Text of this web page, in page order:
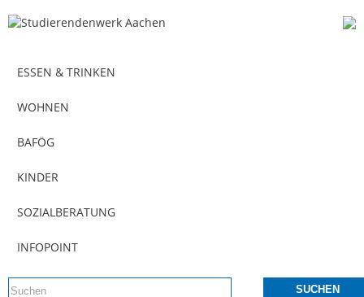
ESSEN & TRINKEN
WOHNEN
BAFÖG
KINDER
SOZIALBERATUNG
INFOPOINT